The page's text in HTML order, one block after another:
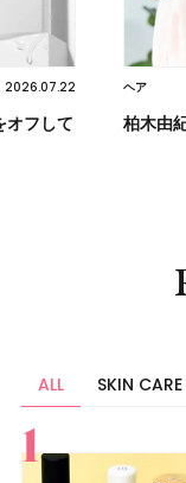
2026.07.22
オフして
ヘア
柏木由
ALL SKIN CARE
すべて
スキンケア
メイク
ボディケア
美活
ヘア
ライフスタイル
ビューティーズ